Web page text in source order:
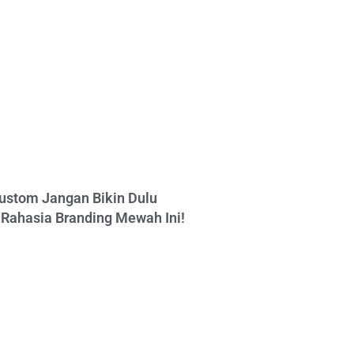
Jangan Bikin Dulu
Branding Mewah Ini!